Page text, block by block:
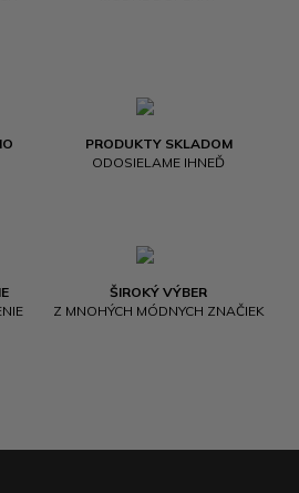
PRODUKTY SKLADOM
ODOSIELAME IHNEĎ
ŠIROKÝ VÝBER
Z MNOHÝCH MÓDNYCH ZNAČIEK